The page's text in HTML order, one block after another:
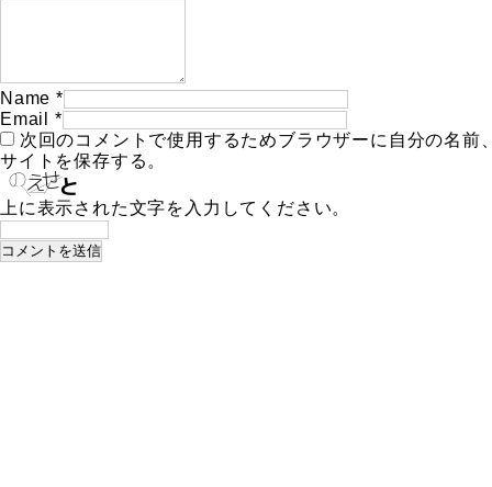
Name *
Email
*
次回のコメントで使用するためブラウザーに自分の名前
サイトを保存する。
上に表示された文字を入力してください。